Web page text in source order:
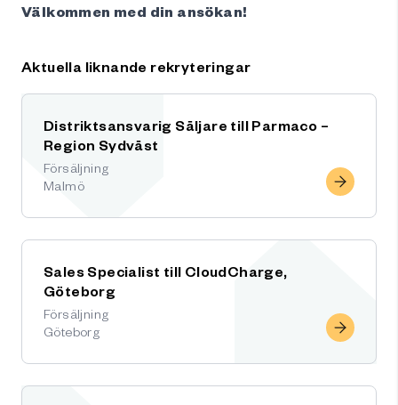
Välkommen med din ansökan!
Aktuella liknande rekryteringar
Distriktsansvarig Säljare till Parmaco –
Region Sydväst
Försäljning
Malmö
Sales Specialist till CloudCharge,
Göteborg
Försäljning
Göteborg